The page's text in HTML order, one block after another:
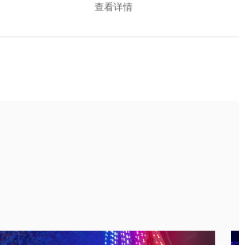
查看详情